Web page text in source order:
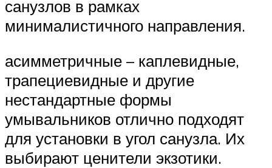
санузлов в рамках
минималистичного направления.
асимметричные – каплевидные,
трапециевидные и другие
нестандартные формы
умывальников отлично подходят
для установки в угол санузла. Их
выбирают ценители экзотики.